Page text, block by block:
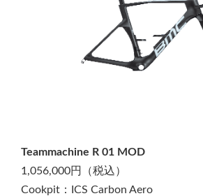
Teammachine R 01 MOD
1,056,000円（税込）
Cookpit：ICS Carbon Aero